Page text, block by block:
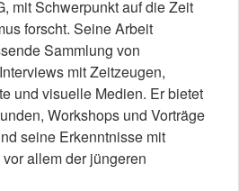
mit Schwerpunkt auf die Zeit
forscht. Seine Arbeit
Sammlung von
mit Zeitzeugen,
und visuelle Medien. Er bietet
Workshops und Vorträge
seine Erkenntnisse mit
allem der jüngeren